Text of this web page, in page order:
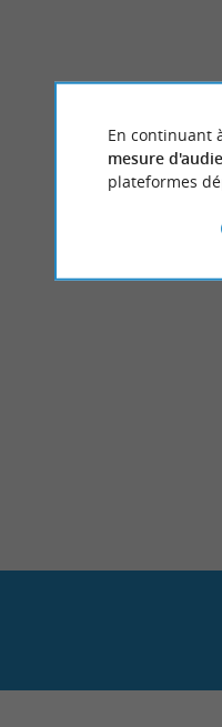
En continuant
mesure
plateformes